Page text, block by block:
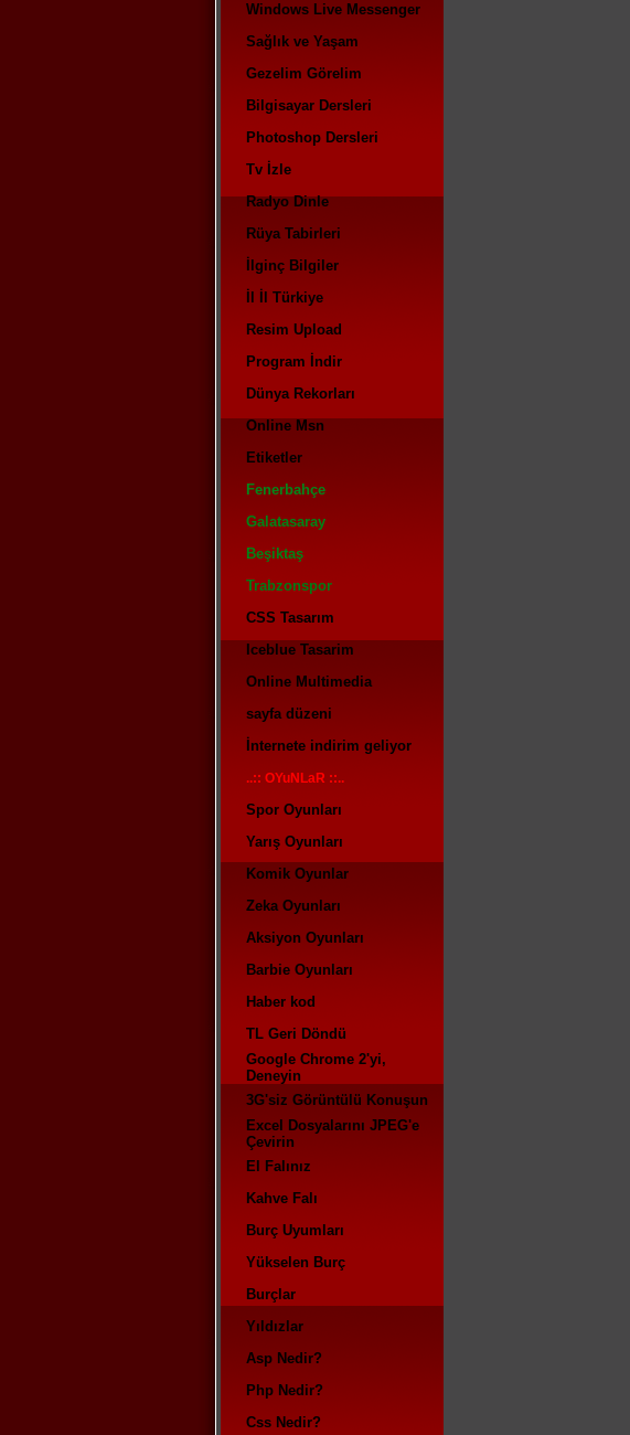
Windows Live Messenger
Sağlık ve Yaşam
Gezelim Görelim
Bilgisayar Dersleri
Photoshop Dersleri
Tv İzle
Radyo Dinle
Rüya Tabirleri
İlginç Bilgiler
İl İl Türkiye
Resim Upload
Program İndir
Dünya Rekorları
Online Msn
Etiketler
Fenerbahçe
Galatasaray
Beşiktaş
Trabzonspor
CSS Tasarım
Iceblue Tasarim
Online Multimedia
sayfa düzeni
İnternete indirim geliyor
..:: OYuNLaR ::..
Spor Oyunları
Yarış Oyunları
Komik Oyunlar
Zeka Oyunları
Aksiyon Oyunları
Barbie Oyunları
Haber kod
TL Geri Döndü
Google Chrome 2'yi,
Deneyin
3G'siz Görüntülü Konuşun
Excel Dosyalarını JPEG'e
Çevirin
El Falınız
Kahve Falı
Burç Uyumları
Yükselen Burç
Burçlar
Yıldızlar
Asp Nedir?
Php Nedir?
Css Nedir?